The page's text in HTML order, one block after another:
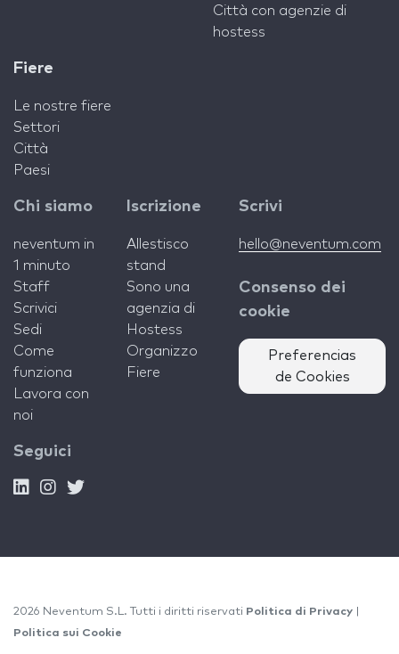
Città con agenzie di
hostess
Fiere
Le nostre fiere
Settori
Città
Paesi
Chi siamo
neventum in
1 minuto
Staff
Scrivici
Sedi
Come
funziona
Lavora con
noi
Iscrizione
Allestisco
stand
Sono una
agenzia di
Hostess
Organizzo
Fiere
Scrivi
hello@neventum.com
Consenso dei
cookie
Preferencias
de Cookies
Seguici
2026 Neventum S.L. Tutti i diritti riservati Politica di Privacy
Politica sui Cookie